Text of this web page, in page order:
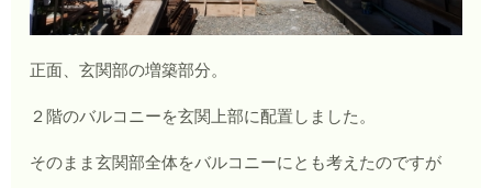
正面、玄関部の増築部分。
２階のバルコニーを玄関上部に配置しました。
そのまま玄関部全体をバルコニーにとも考えたのですが